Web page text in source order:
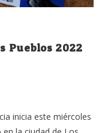
Pueblos 2022
inicia este miércoles